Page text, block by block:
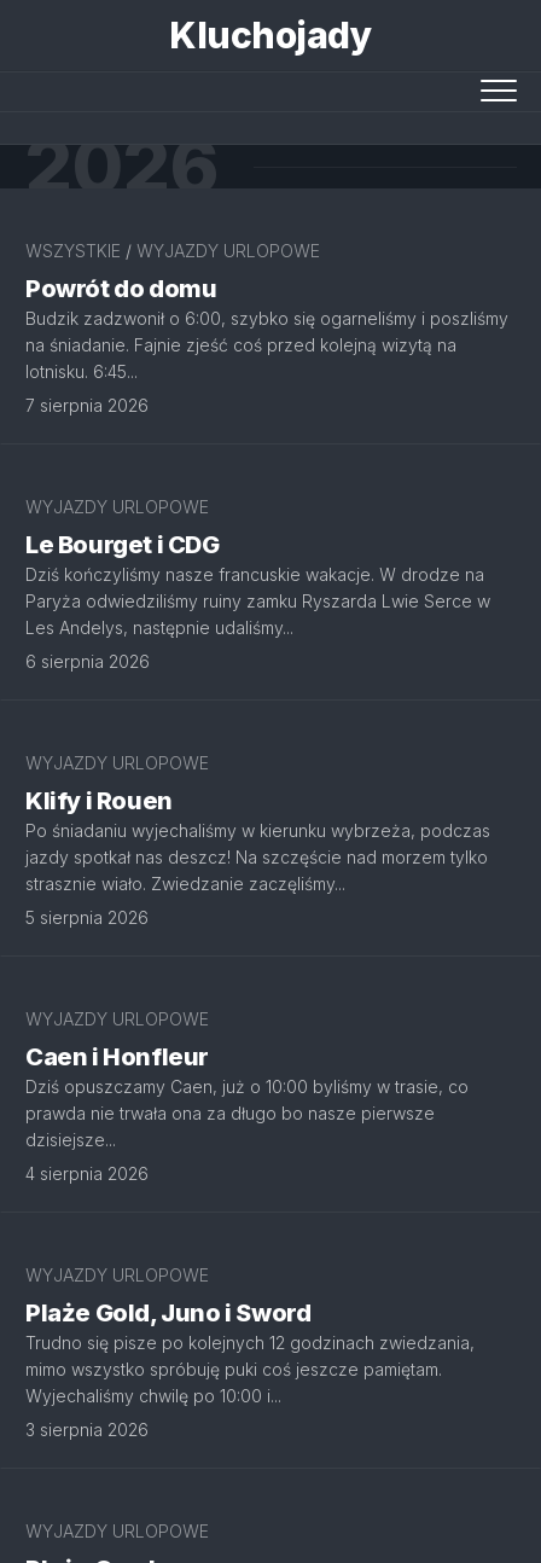
Kluchojady
2026
WSZYSTKIE / WYJAZDY URLOPOWE
Powrót do domu
Budzik zadzwonił o 6:00, szybko się ogarneliśmy i poszliśmy
na śniadanie. Fajnie zjeść coś przed kolejną wizytą na
lotnisku. 6:45...
7 sierpnia 2026
WYJAZDY URLOPOWE
Le Bourget i CDG
Dziś kończyliśmy nasze francuskie wakacje. W drodze na
Paryża odwiedziliśmy ruiny zamku Ryszarda Lwie Serce w
Les Andelys, następnie udaliśmy...
6 sierpnia 2026
WYJAZDY URLOPOWE
Klify i Rouen
Po śniadaniu wyjechaliśmy w kierunku wybrzeża, podczas
jazdy spotkał nas deszcz! Na szczęście nad morzem tylko
strasznie wiało. Zwiedzanie zaczęliśmy...
5 sierpnia 2026
WYJAZDY URLOPOWE
Caen i Honfleur
Dziś opuszczamy Caen, już o 10:00 byliśmy w trasie, co
prawda nie trwała ona za długo bo nasze pierwsze
dzisiejsze...
4 sierpnia 2026
WYJAZDY URLOPOWE
Plaże Gold, Juno i Sword
Trudno się pisze po kolejnych 12 godzinach zwiedzania,
mimo wszystko spróbuję puki coś jeszcze pamiętam.
Wyjechaliśmy chwilę po 10:00 i...
3 sierpnia 2026
WYJAZDY URLOPOWE